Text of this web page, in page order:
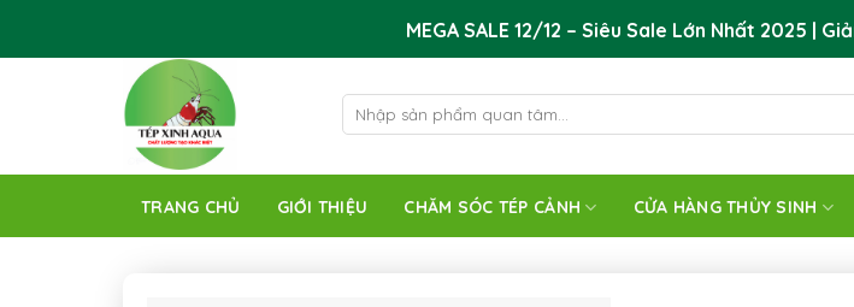
MEGA SALE 12/12 – Siêu Sale Lớn Nhất 2025 |
kiếm:
TRANG CHỦ GIỚI THIỆU CHĂM SÓC TÉP CẢNH CỬA HÀNG THỦY SINH